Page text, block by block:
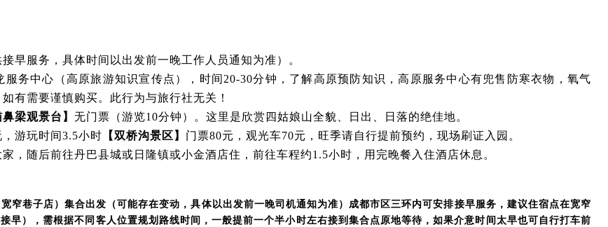
早服务，具体时间以出发前一晚工作人员通知为准）。
务中心（高原旅游知识宣传点），时间20-30分钟，了解高原预防知识，高原服务中心有兜售防寒衣物，氧气
有需要谨慎购买。此行为与旅行社无关！
鼻梁观景台】 无门票（游览10分钟）。这里是欣赏四姑娘山全貌、日出、日落的绝佳地。
游玩时间3.5小时 【双桥沟景区】 门票80元，观光车70元，旺季请自行提前预约，现场刷证入园。
，随后前往丹巴县城或日隆镇或小金酒店住，前往车程约1.5小时，用完晚餐入住酒店休息。
窄巷子店）集合出发（可能存在变动，具体以出发前一晚司机通知为准）成都市区三环内可安排接早服务，建议住宿点在宽窄
早），需根据不同客人位置规划路线时间，一般提前一个半小时左右接到集合点原地等待，如果介意时间太早也可自行打车前